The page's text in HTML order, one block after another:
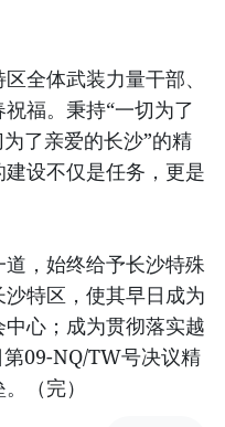
全体武装力量干部、
福。秉持“一切为了
了亲爱的长沙”的精
设不仅是任务，更是
，始终给予长沙特殊
特区，使其早日成为
心；成为贯彻落实越
09-NQ/TW号决议精
（完）